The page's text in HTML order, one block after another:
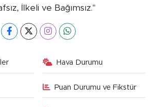
İlkeli ve Bağımsız."
Hava Durumu
Puan Durumu ve Fikstür